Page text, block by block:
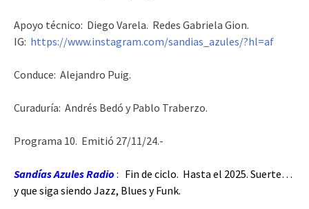
Apoyo técnico: Diego Varela. Redes Gabriela Gion.
IG: https://www.instagram.com/sandias_azules/?hl=af
Conduce: Alejandro Puig.
Curaduría: Andrés Bedó y Pablo Traberzo.
Programa 10. Emitió 27/11/24.-
Sandías Azules Radio : Fin de ciclo. Hasta el 2025. Suerte…
y que siga siendo Jazz, Blues y Funk.